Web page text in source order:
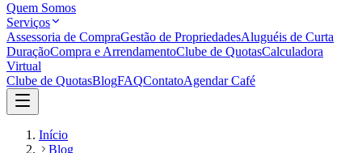
Quem Somos
Serviços
Assessoria de CompraGestão de PropriedadesAluguéis de Curta
DuraçãoCompra e ArrendamentoClube de QuotasCalculadora
Virtual
Clube de QuotasBlogFAQContatoAgendar Café
Início
Blog